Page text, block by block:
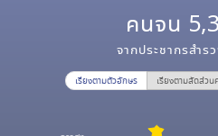
คนจน
จากประชากรสำร
เรียงตามตัวอักษร เรียงตามสัดส่วน